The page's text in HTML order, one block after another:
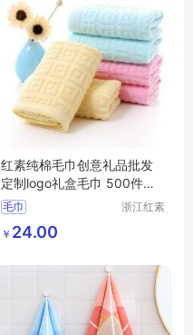
红素纯棉毛巾创意礼品批发
定制logo礼盒毛巾 500件起
订不单独零售
毛巾
浙江红素
￥ 24.00